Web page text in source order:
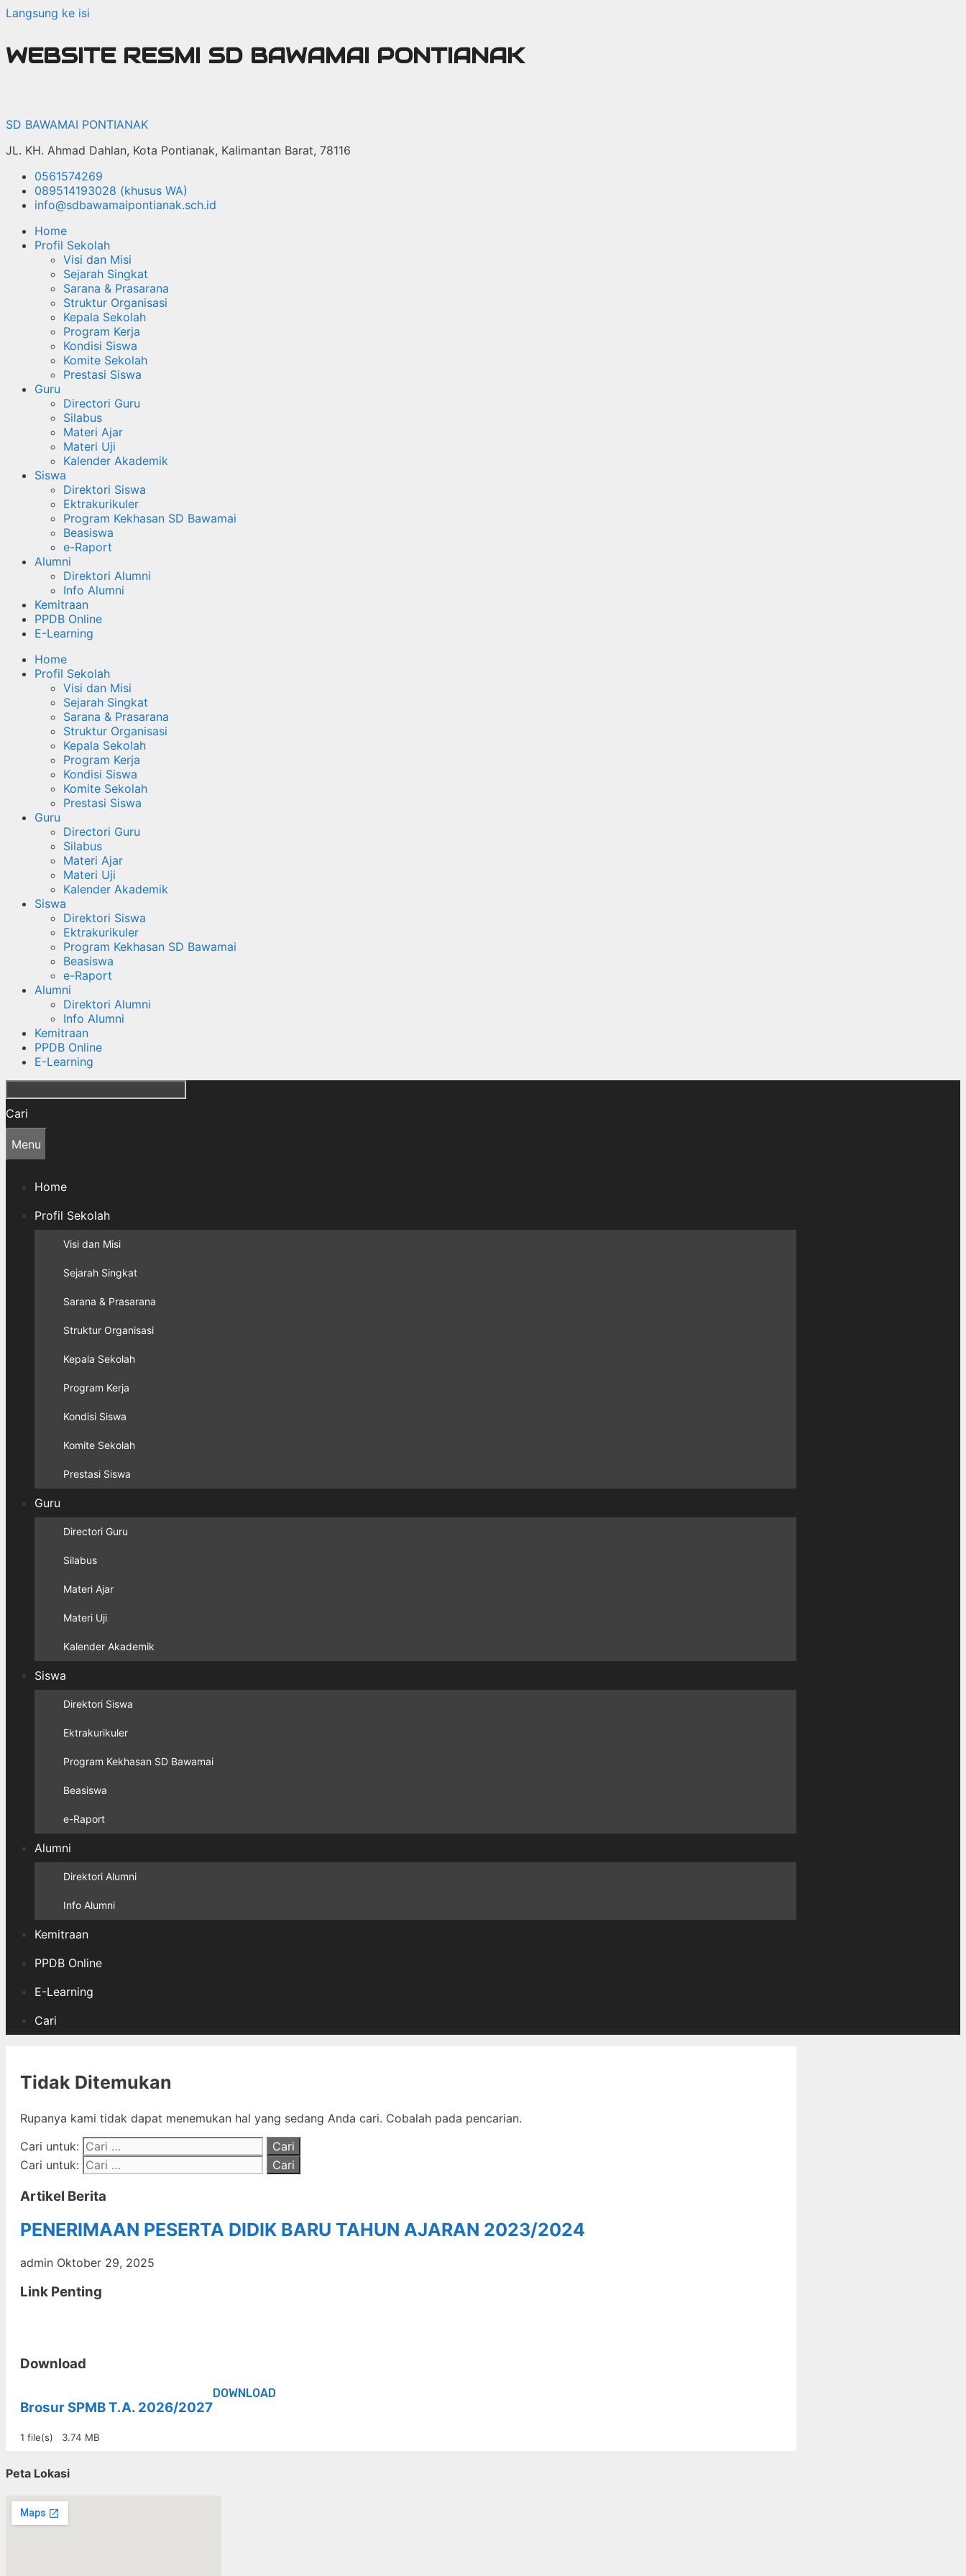
Langsung ke isi
WEBSITE RESMI SD BAWAMAI PONTIANAK
SD BAWAMAI PONTIANAK
JL. KH. Ahmad Dahlan, Kota Pontianak, Kalimantan Barat, 78116
0561574269
089514193028 (khusus WA)
info@sdbawamaipontianak.sch.id
Home
Profil Sekolah
Visi dan Misi
Sejarah Singkat
Sarana & Prasarana
Struktur Organisasi
Kepala Sekolah
Program Kerja
Kondisi Siswa
Komite Sekolah
Prestasi Siswa
Guru
Directori Guru
Silabus
Materi Ajar
Materi Uji
Kalender Akademik
Siswa
Direktori Siswa
Ektrakurikuler
Program Kekhasan SD Bawamai
Beasiswa
e-Raport
Alumni
Direktori Alumni
Info Alumni
Kemitraan
PPDB Online
E-Learning
Home
Profil Sekolah
Visi dan Misi
Sejarah Singkat
Sarana & Prasarana
Struktur Organisasi
Kepala Sekolah
Program Kerja
Kondisi Siswa
Komite Sekolah
Prestasi Siswa
Guru
Directori Guru
Silabus
Materi Ajar
Materi Uji
Kalender Akademik
Siswa
Direktori Siswa
Ektrakurikuler
Program Kekhasan SD Bawamai
Beasiswa
e-Raport
Alumni
Direktori Alumni
Info Alumni
Kemitraan
PPDB Online
E-Learning
Cari
Menu
Home
Profil Sekolah
Visi dan Misi
Sejarah Singkat
Sarana & Prasarana
Struktur Organisasi
Kepala Sekolah
Program Kerja
Kondisi Siswa
Komite Sekolah
Prestasi Siswa
Guru
Directori Guru
Silabus
Materi Ajar
Materi Uji
Kalender Akademik
Siswa
Direktori Siswa
Ektrakurikuler
Program Kekhasan SD Bawamai
Beasiswa
e-Raport
Alumni
Direktori Alumni
Info Alumni
Kemitraan
PPDB Online
E-Learning
Cari
Tidak Ditemukan
Rupanya kami tidak dapat menemukan hal yang sedang Anda cari. Cobalah pada pencarian.
Cari untuk:
Cari untuk:
Artikel Berita
PENERIMAAN PESERTA DIDIK BARU TAHUN AJARAN 2023/2024
admin Oktober 29, 2025
Link Penting
Download
Brosur SPMB T.A. 2026/2027
1 file(s) 3.74 MB
DOWNLOAD
Peta Lokasi